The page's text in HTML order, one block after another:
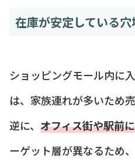
在庫が安定している
ショッピングモール内に
は、家族連れが多いため
逆に、 オフィス街や駅前
ーゲット層が異なるため